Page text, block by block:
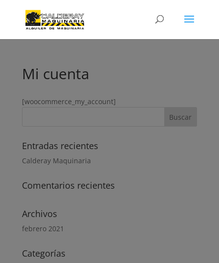
Mi cuenta
[woocommerce_my_account]
Entradas recientes
Calderay Maquinaria
Comentarios recientes
Archivos
febrero 2021
Categorías